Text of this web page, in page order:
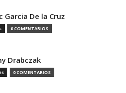
Garcia De la Cruz
0 COMENTARIOS
Drabczak
0 COMENTARIOS